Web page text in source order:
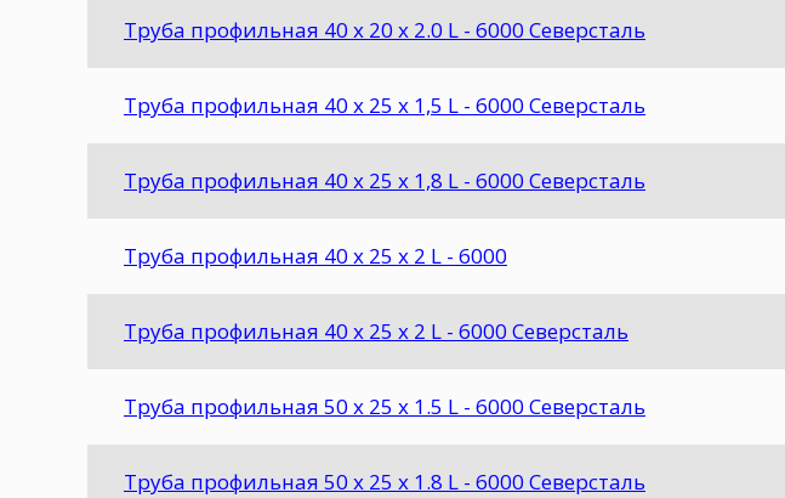
Труба профильная 40 х 20 х 2.0 L - 6000 Северсталь
Труба профильная 40 х 25 х 1,5 L - 6000 Северсталь
Труба профильная 40 х 25 х 1,8 L - 6000 Северсталь
Труба профильная 40 х 25 х 2 L - 6000
Труба профильная 40 х 25 х 2 L - 6000 Северсталь
Труба профильная 50 х 25 х 1.5 L - 6000 Северсталь
Труба профильная 50 х 25 х 1.8 L - 6000 Северсталь